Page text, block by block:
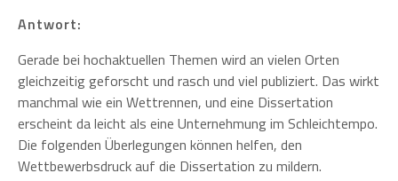
Antwort:
Gerade bei hochaktuellen Themen wird an vielen Orten
gleichzeitig geforscht und rasch und viel publiziert. Das wirkt
manchmal wie ein Wettrennen, und eine Dissertation
erscheint da leicht als eine Unternehmung im Schleichtempo.
Die folgenden Überlegungen können helfen, den
Wettbewerbsdruck auf die Dissertation zu mildern.